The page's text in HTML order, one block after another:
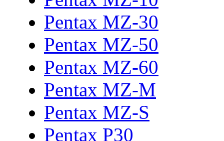
Pentax MZ-30
Pentax MZ-50
Pentax MZ-60
Pentax MZ-M
Pentax MZ-S
Pentax P30